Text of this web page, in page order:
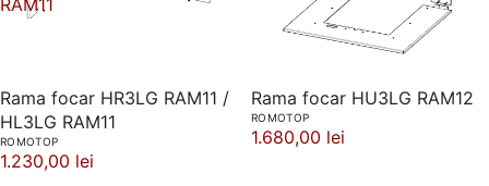
RAM11
Rama focar HR3LG RAM11 /
HL3LG RAM11
ROMOTOP
1.230,00 lei
Rama focar HU3LG RAM12
ROMOTOP
1.680,00 lei